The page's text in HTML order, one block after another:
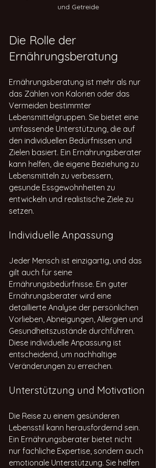
und Getreide
Die Rolle der
Ernährungsberatung
Ernährungsberatung ist mehr als nur
das Zählen von Kalorien oder das
Vermeiden bestimmter
Lebensmittelgruppen. Sie bietet eine
umfassende Unterstützung, die auf
den individuellen Bedürfnissen und
Zielen basiert. Ein Ernährungsberater
kann helfen, die eigene Beziehung zu
Lebensmitteln zu verbessern,
gesunde Essgewohnheiten zu
entwickeln und realistische Ziele zu
setzen.
Individuelle Anpassung
Jeder Mensch ist einzigartig, und das
gilt auch für seine
Ernährungsbedürfnisse. Ein guter
Ernährungsberater wird eine
detaillierte Analyse der persönlichen
Vorlieben, Abneigungen, Allergien und
Gesundheitszustände durchführen.
Diese individuelle Anpassung ist
entscheidend, um nachhaltige
Veränderungen zu erreichen.
Unterstützung und Motivation
Die Reise zu einem gesünderen
Lebensstil kann herausfordernd sein.
Ein Ernährungsberater bietet nicht
nur fachliche Expertise, sondern auch
emotionale Unterstützung. Sie helfen